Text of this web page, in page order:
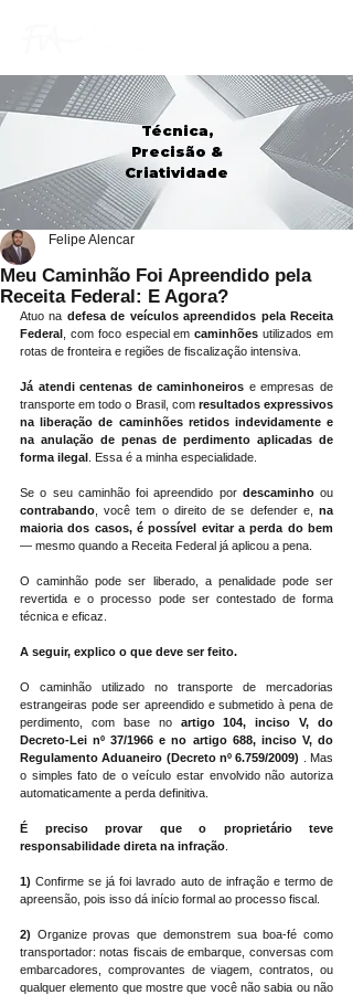
Técnica,
Precisão &
Criatividade
Meu Caminhão Foi Apreendido pela
Receita Federal: E Agora?
Felipe Alencar
Atuo na defesa de veículos apreendidos pela Receita
Federal , com foco especial em caminhões utilizados em
rotas de fronteira e regiões de fiscalização intensiva.
Já atendi centenas de caminhoneiros e empresas de
transporte em todo o Brasil, com resultados expressivos
na liberação de caminhões retidos indevidamente e
na anulação de penas de perdimento aplicadas de
forma ilegal . Essa é a minha especialidade.
Se o seu caminhão foi apreendido por descaminho
contrabando , você tem o direito de se defender e, na
maioria dos casos, é possível evitar a perda do bem
— mesmo quando a Receita Federal já aplicou a pena.
O caminhão pode ser liberado, a penalidade pode ser
revertida e o processo pode ser contestado de forma
técnica e eficaz.
A seguir, explico o que deve ser feito.
O caminhão utilizado no transporte de mercadorias
estrangeiras pode ser apreendido e submetido à pena de
perdimento, com base no artigo 104, inciso V, do
Decreto-Lei nº 37/1966 e no artigo 688, inciso V, do
Regulamento Aduaneiro (Decreto nº 6.759/2009)
. Mas
o simples fato de o veículo estar envolvido não autoriza
automaticamente a perda definitiva.
É preciso provar que o proprietário teve
responsabilidade direta na infração
1) Confirme se já foi lavrado auto de infração e termo de
apreensão, pois isso dá início formal ao processo fiscal.
2) Organize provas que demonstrem sua boa-fé como
transportador: notas fiscais de embarque, conversas com
embarcadores, comprovantes de viagem, contratos, ou
qualquer elemento que mostre que você não sabia ou não